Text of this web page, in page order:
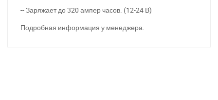
-- Заряжает до 320 ампер часов. (12-24 В)
Подробная информация у менеджера.